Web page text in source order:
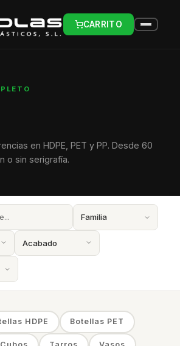
CARRITO
en HDPE, PET y PP. Desde 60
o sin serigrafía.
HDPE Botellas PET